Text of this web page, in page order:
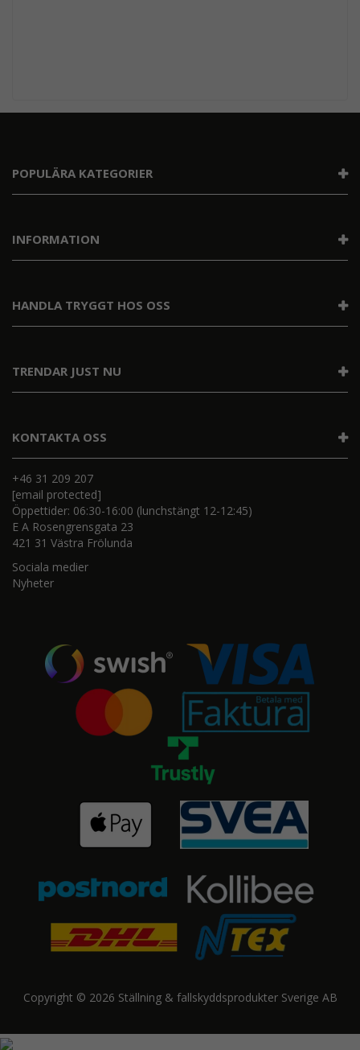
KONTAKTA OSS
+46 31 209 207
[email protected]
Öppettider: 06:30-16:00 (lunchstängt 12-12:45)
E A Rosengrensgata 23
421 31 Västra Frölunda
Sociala medier
Nyheter
POPULÄRA KATEGORIER
INFORMATION
TRENDAR JUST NU
HANDLA TRYGGT HOS OSS
Copyright © 2026 Ställning & fallskyddsprodukter Sverige AB